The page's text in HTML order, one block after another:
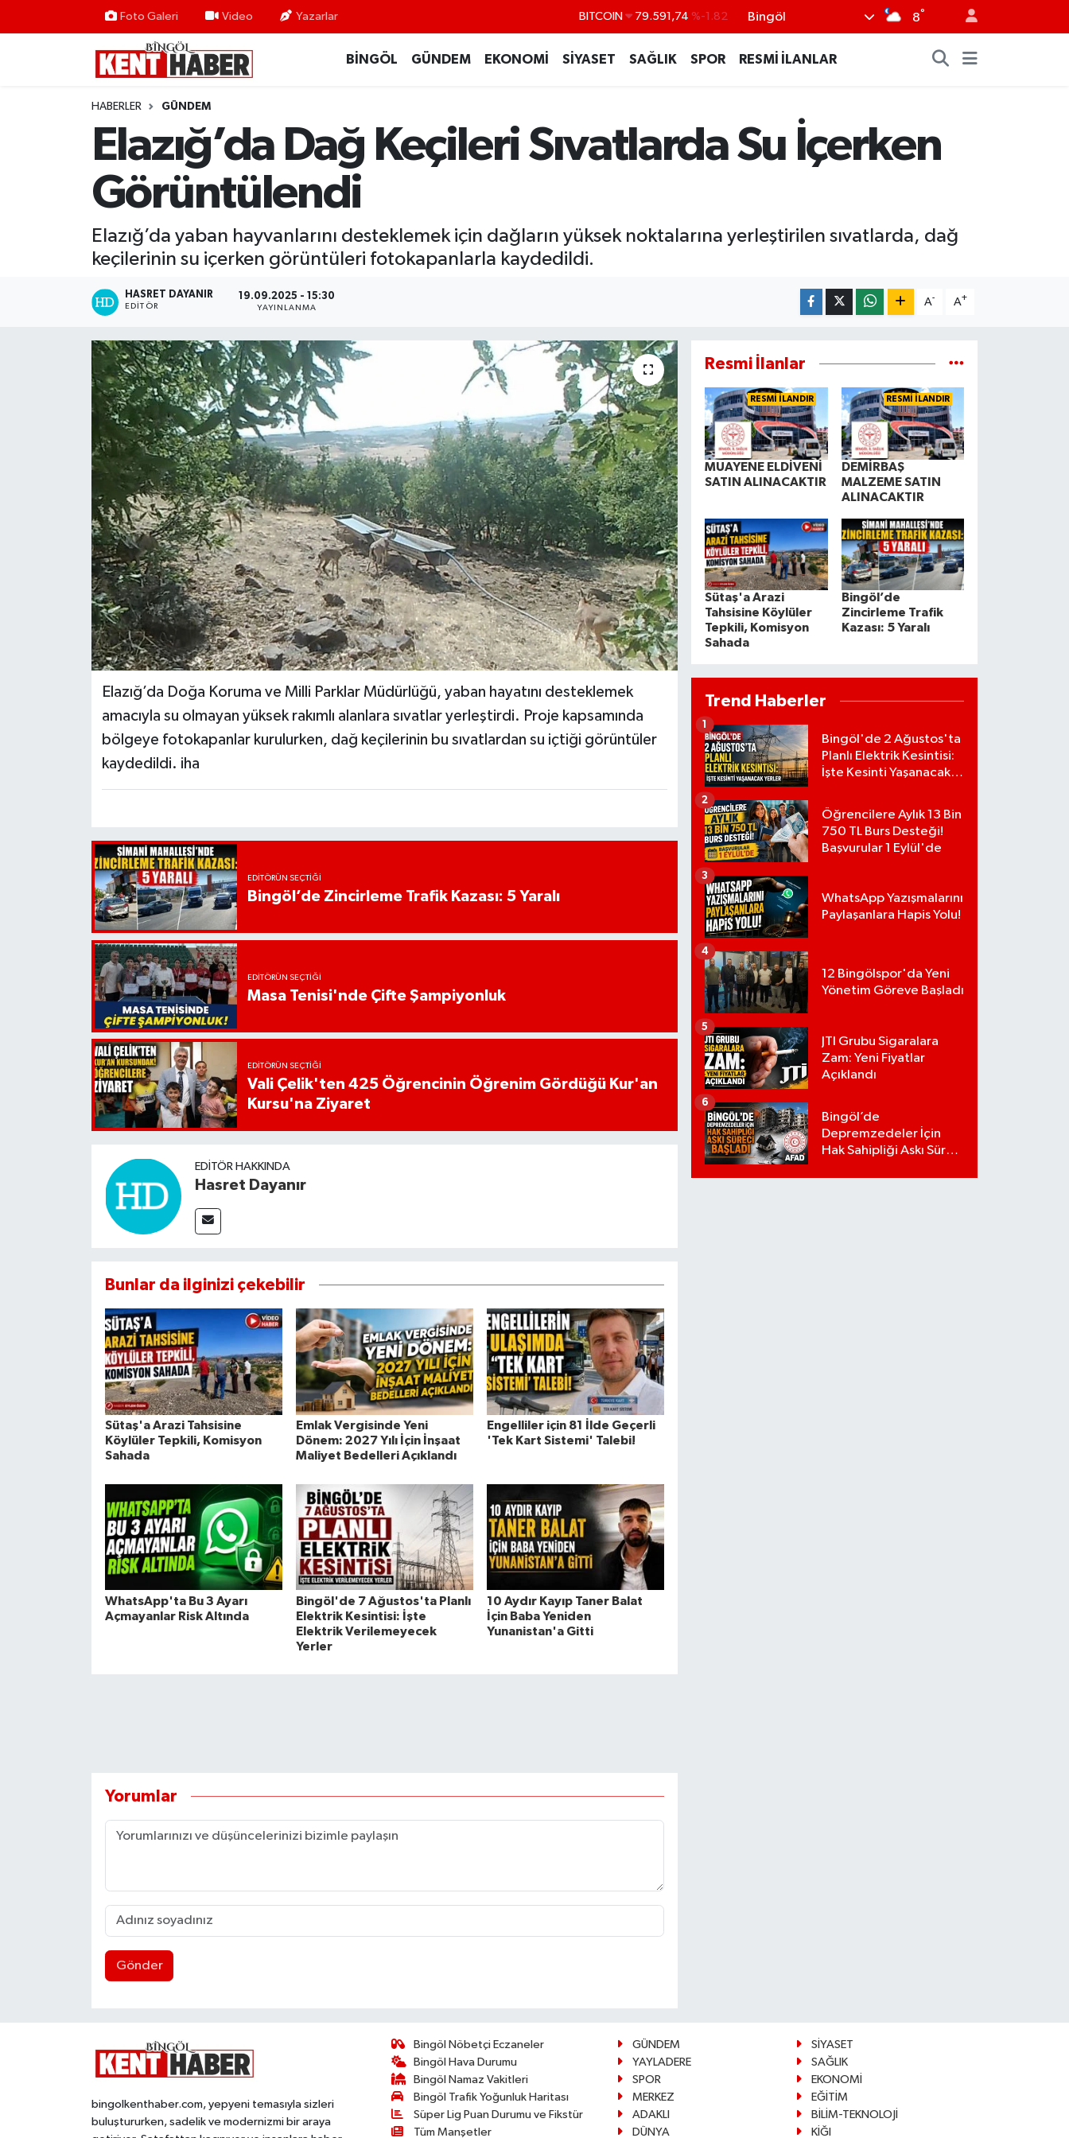
Foto Galeri Video Yazarlar BITCOIN 79.591,74 %-1.82
G.ALTIN 6862,09000 %0.19
BİST100 14.598,00 %0
Bingöl 8°
BİNGÖL GÜNDEM EKONOMİ SİYASET SAĞLIK SPOR RESMİ İLANLAR
HABERLER GÜNDEM
Elazığ’da Dağ Keçileri Sıvatlarda Su İçerken
Görüntülendi
Elazığ’da yaban hayvanlarını desteklemek için dağların yüksek noktalarına yerleştirilen sıvatlarda, dağ
keçilerinin su içerken görüntüleri fotokapanlarla kaydedildi.
HASRET DAYANIR
EDITÖR
19.09.2025 - 15:30
YAYINLANMA
A- A+
Elazığ’da Doğa Koruma ve Milli Parklar Müdürlüğü, yaban hayatını desteklemek
amacıyla su olmayan yüksek rakımlı alanlara sıvatlar yerleştirdi. Proje kapsamında
bölgeye fotokapanlar kurulurken, dağ keçilerinin bu sıvatlardan su içtiği görüntüler
kaydedildi. iha
EDITÖRÜN SEÇTIĞI
Bingöl’de Zincirleme Trafik Kazası: 5 Yaralı
EDITÖRÜN SEÇTIĞI
Masa Tenisi'nde Çifte Şampiyonluk
EDITÖRÜN SEÇTIĞI
Vali Çelik'ten 425 Öğrencinin Öğrenim Gördüğü Kur'an
Kursu'na Ziyaret
EDITÖR HAKKINDA
Hasret Dayanır
Bunlar da ilginizi çekebilir
Sütaş'a Arazi Tahsisine
Köylüler Tepkili, Komisyon
Sahada
Emlak Vergisinde Yeni
Dönem: 2027 Yılı İçin İnşaat
Maliyet Bedelleri Açıklandı
Engelliler için 81 İlde Geçerli
'Tek Kart Sistemi' Talebi!
WhatsApp'ta Bu 3 Ayarı
Açmayanlar Risk Altında
Bingöl'de 7 Ağustos'ta Planlı
Elektrik Kesintisi: İşte
Elektrik Verilemeyecek
Yerler
10 Aydır Kayıp Taner Balat
İçin Baba Yeniden
Yunanistan'a Gitti
Yorumlar
Gönder
Resmi İlanlar
RESMİ İLANDIR
MUAYENE ELDİVENİ
SATIN ALINACAKTIR
RESMİ İLANDIR
DEMİRBAŞ
MALZEME SATIN
ALINACAKTIR
Sütaş'a Arazi
Tahsisine Köylüler
Tepkili, Komisyon
Sahada
Bingöl’de
Zincirleme Trafik
Kazası: 5 Yaralı
Trend Haberler
Bingöl'de 2 Ağustos'ta
Planlı Elektrik Kesintisi:
İşte Kesinti Yaşanacak
1
Öğrencilere Aylık 13 Bin
750 TL Burs Desteği!
Başvurular 1 Eylül'de
2
WhatsApp Yazışmalarını
Paylaşanlara Hapis Yolu!
3
12 Bingölspor'da Yeni
Yönetim Göreve Başladı
4
JTI Grubu Sigaralara
Zam: Yeni Fiyatlar
Açıklandı
5
Bingöl’de
Depremzedeler İçin
Hak Sahipliği Askı Süreci
6
bingolkenthaber.com, yepyeni temasıyla sizleri
buluştururken, sadelik ve modernizmi bir araya
Bingöl Nöbetçi Eczaneler
Bingöl Hava Durumu
Bingöl Namaz Vakitleri
Bingöl Trafik Yoğunluk Haritası
Süper Lig Puan Durumu ve Fikstür
Tüm Manşetler
GÜNDEM
SİYASET
YAYLADERE
SAĞLIK
SPOR
EKONOMİ
MERKEZ
EĞİTİM
ADAKLI
BİLİM-TEKNOLOJİ
DÜNYA
KİĞI
BİLİM-TEKNOLOJİ
GÜNDEM
KARLIOVA
RESMİ İLANLAR
SİYASET
SOLHAN
YAYLADERE
Bingöl Nöbetçi Eczaneler
Bingöl Hava Durumu
Bingöl Namaz Vakitleri
Bingöl Trafik Yoğunluk Haritası
Tüm Manşetler
Son Dakika Haberleri
Haber Arşivi